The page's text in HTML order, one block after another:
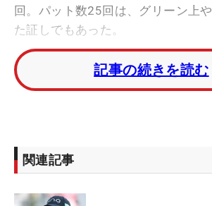
回。パット数25回は、グリーン上
た証しでもあった。
この日のファーストショットにな
バーショットは、右に逸れ、さら
のの、その後も含め「いい感触で打
少ない。風が吹いて体が反応したの
記事の続きを読む
関連記事